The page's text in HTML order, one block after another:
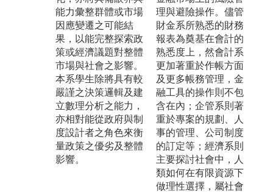
能力彙整群體或市場
因應變遷之可能結
果，以能完整探索政
策或經濟議題對整體
市場與社會之影響。
本系學生除將具有較
嚴謹之決策邏輯及建
立數理分析之能力，
亦相對能從政府與制
度設計者之角色來衡
量政策之優劣及整體
影響。
理與避險操作。儘管
財金系所熟悉的財務
報表為奠基在會計的
熟悉度上，然會計系
更加著重於作帳方面
及更多帳務管理，金
融工具的操作則不包
含在內；企管系則著
重於專案的規劃、人
事的管理、公司制度
的訂定等；經濟系則
主要探討社會中，人
類如何在有限資源下
做理性選擇，屬社會